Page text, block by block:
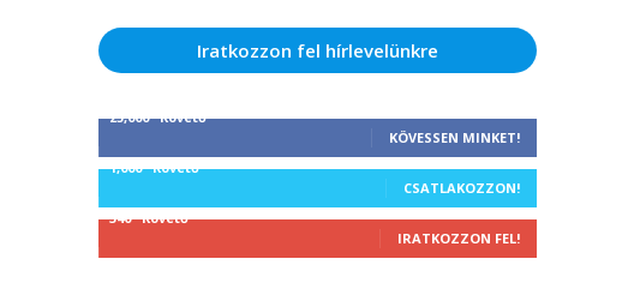
Iratkozzon fel hírlevelünkre
25,000 Követő
KÖVESSEN MINKET!
1,000 Követő
CSATLAKOZZON!
340 Követő
IRATKOZZON FEL!